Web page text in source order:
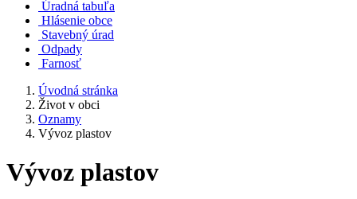
Úradná tabuľa
Hlásenie obce
Stavebný úrad
Odpady
Farnosť
Úvodná stránka
Život v obci
Oznamy
Vývoz plastov
Vývoz plastov